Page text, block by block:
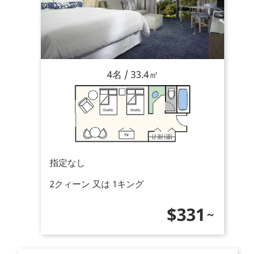
4名 / 33.4㎡
指定なし
2クィーン 又は 1キング
価
格
$331